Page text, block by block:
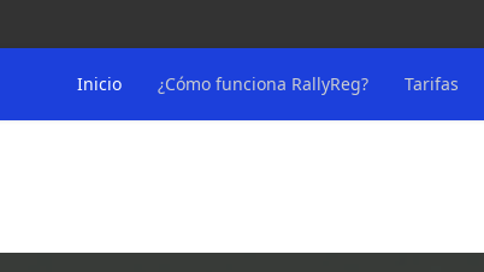
Inicio ¿Cómo funciona RallyReg? Tarifas